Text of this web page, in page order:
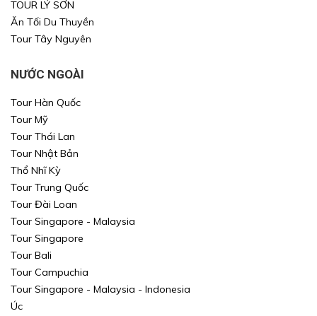
Xin mời Quý khách chọn thông tin cần tìm kiếm
Chọn nơi đi
Chọn nơi đến
Xin mời Quý khách chọn thông tin cần tìm kiếm
Chọn nơi đi
Chọn nơi đến
Xin mời Quý khách chọn thông tin cần tìm kiếm
Xin mời Quý khách chọn thông tin cần tìm kiếm
Chọn khu vực
Chọn loại
Khoảng giá
TOUR LÝ SƠN
Ăn Tối Du Thuyền
Tour Tây Nguyên
NƯỚC NGOÀI
Tour Hàn Quốc
Tour Mỹ
Tour Thái Lan
Tour Nhật Bản
Thổ Nhĩ Kỳ
Tour Trung Quốc
Tour Đài Loan
Tour Singapore - Malaysia
Tour Singapore
Tour Bali
Tour Campuchia
Tour Singapore - Malaysia - Indonesia
Úc